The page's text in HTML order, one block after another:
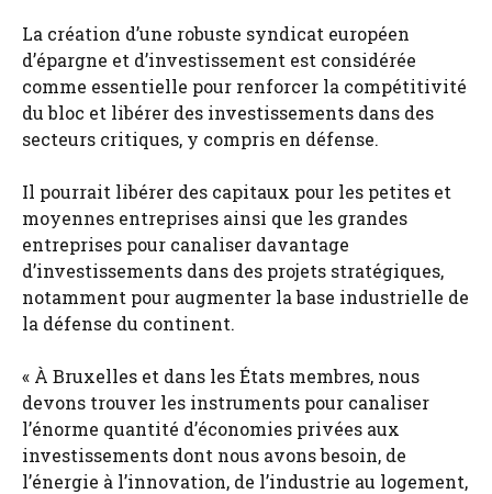
La création d’une robuste syndicat européen
d’épargne et d’investissement est considérée
comme essentielle pour renforcer la compétitivité
du bloc et libérer des investissements dans des
secteurs critiques, y compris en défense.
Il pourrait libérer des capitaux pour les petites et
moyennes entreprises ainsi que les grandes
entreprises pour canaliser davantage
d’investissements dans des projets stratégiques,
notamment pour augmenter la base industrielle de
la défense du continent.
« À Bruxelles et dans les États membres, nous
devons trouver les instruments pour canaliser
l’énorme quantité d’économies privées aux
investissements dont nous avons besoin, de
l’énergie à l’innovation, de l’industrie au logement,